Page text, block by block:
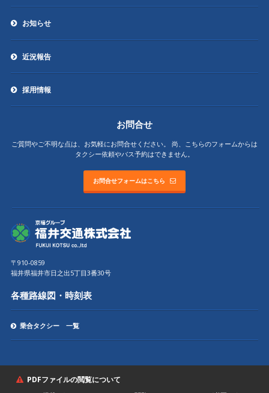
お知らせ
近況報告
採用情報
お問合せ
ご質問やご不明な点は、お気軽にお問合せください。
尚、こちらのフォームからは
タクシー依頼やバス予約はできません。
お問合せフォームはこちら
〒910-0859
福井県福井市日之出5丁目3番30号
各種路線図・時刻表
乗合タクシー 一覧
PDFファイルの閲覧について